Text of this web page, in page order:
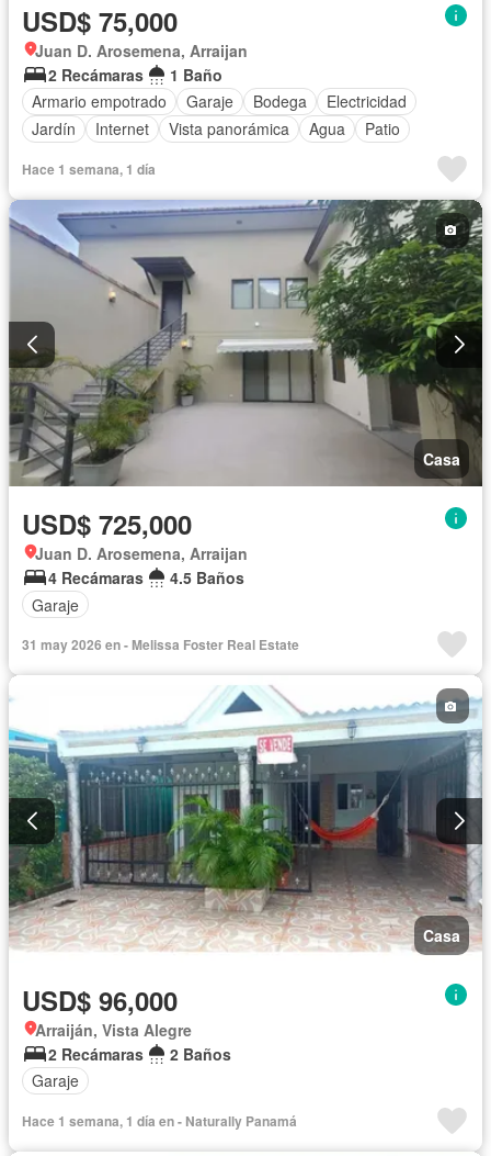
USD$ 75,000
Juan D. Arosemena, Arraijan
2 Recámaras
1 Baño
Armario empotrado
Garaje Bodega
Electricidad
Jardín
Internet Vista panorámica Agua Patio
Hace 1 semana, 1 día
Casa
USD$ 725,000
Juan D. Arosemena, Arraijan
4 Recámaras
4.5 Baños
Garaje
31 may 2026 en - Melissa Foster Real Estate
Casa
USD$ 96,000
Arraiján, Vista Alegre
2 Recámaras
2 Baños
Garaje
Hace 1 semana, 1 día en - Naturally Panamá